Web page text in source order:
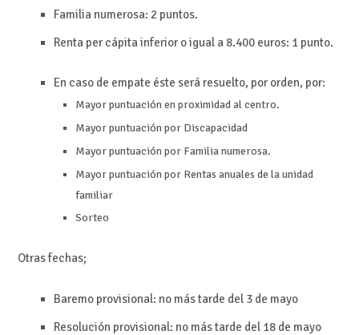
Familia numerosa: 2 puntos.
Renta per cápita inferior o igual a 8.400 euros: 1 punto.
En caso de empate éste será resuelto, por orden, por:
Mayor puntuación en proximidad al centro.
Mayor puntuación por Discapacidad
Mayor puntuación por Familia numerosa.
Mayor puntuación por Rentas anuales de la unidad
familiar
Sorteo
Otras fechas;
Baremo provisional: no más tarde del 3 de mayo
Resolución provisional: no más tarde del 18 de mayo